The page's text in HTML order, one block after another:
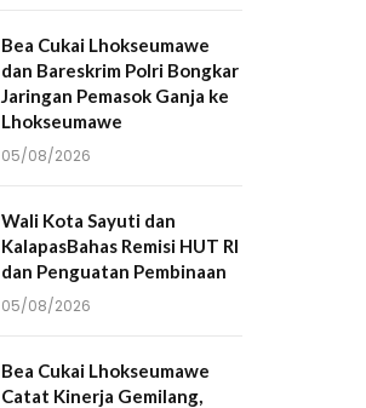
Bea Cukai Lhokseumawe
dan Bareskrim Polri Bongkar
Jaringan Pemasok Ganja ke
Lhokseumawe
05/08/2026
Wali Kota Sayuti dan
KalapasBahas Remisi HUT RI
dan Penguatan Pembinaan
05/08/2026
Bea Cukai Lhokseumawe
Catat Kinerja Gemilang,